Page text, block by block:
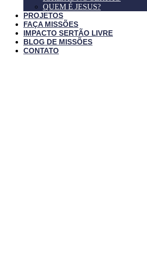
QUEM É JESUS?
PROJETOS
FAÇA MISSÕES
IMPACTO SERTÃO LIVRE
BLOG DE MISSÕES
CONTATO